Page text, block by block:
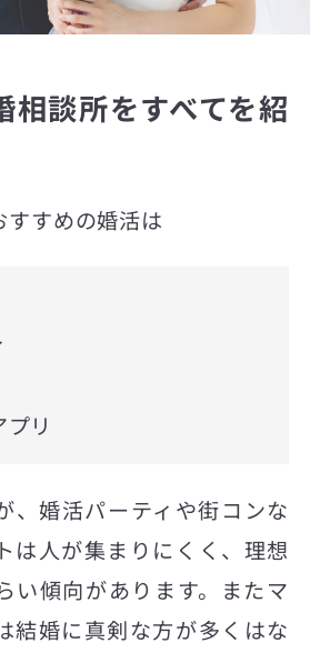
相談所をすべてを紹
すすめの婚活は
リ
、婚活パーティや街コンな
は人が集まりにくく、理想
い傾向があります。またマ
結婚に真剣な方が多くはな